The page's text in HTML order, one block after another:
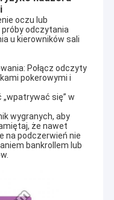
oczu lub
próby odczytania
u kierowników sali
Połącz odczyty
pokerowymi i
się” w
wygranych, aby
że nawet
na podczerwień nie
bankrollem lub